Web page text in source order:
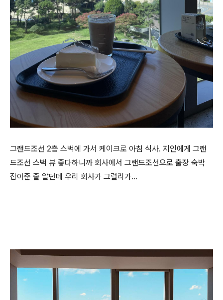
그랜드조선 2층 스벅에 가서 케이크로 아침 식사. 지인에게 그랜
드조선 스벅 뷰 좋다하니까 회사에서 그랜드조선으로 출장 숙박
잡아준 줄 알던데 우리 회사가 그럴리가…